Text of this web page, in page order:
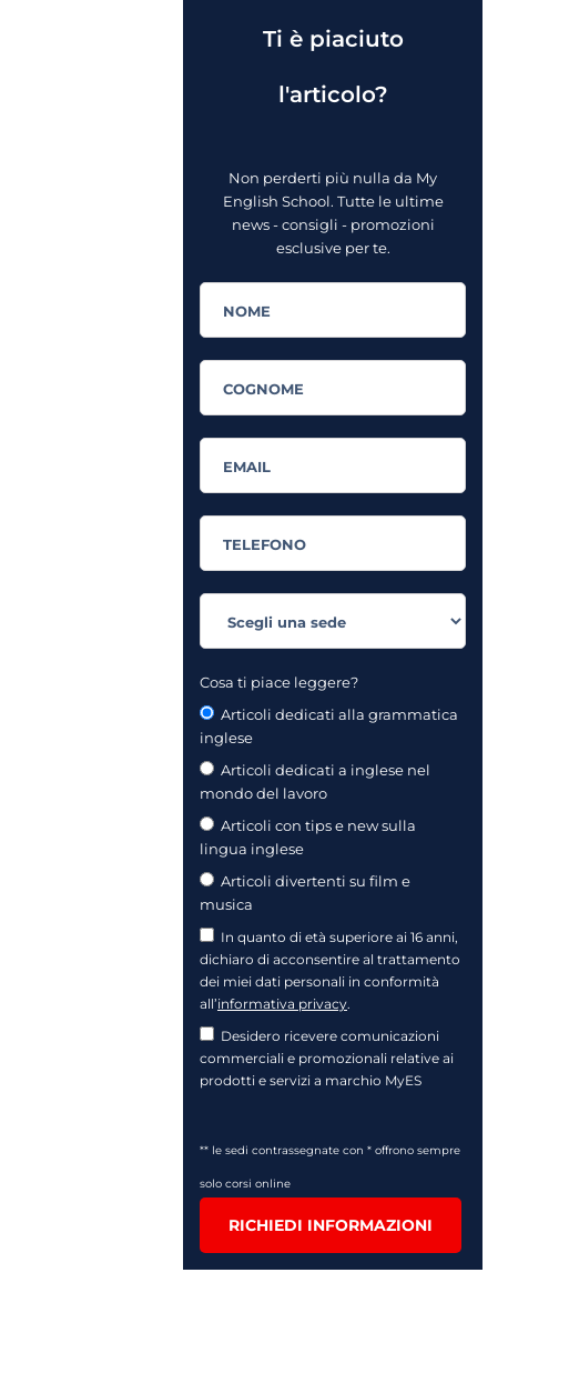
Ti è piaciuto
l'articolo?
Non perderti più nulla da My
English School. Tutte le ultime
news - consigli - promozioni
esclusive per te.
Cosa ti piace leggere?
Articoli dedicati alla grammatica
inglese
Articoli dedicati a inglese nel
mondo del lavoro
Articoli con tips e new sulla
lingua inglese
Articoli divertenti su film e
musica
In quanto di età superiore ai 16 anni,
dichiaro di acconsentire al trattamento
dei miei dati personali in conformità
all’informativa privacy.
Desidero ricevere comunicazioni
commerciali e promozionali relative ai
prodotti e servizi a marchio MyES
** le sedi contrassegnate con * offrono sempre
solo corsi online
RICHIEDI INFORMAZIONI